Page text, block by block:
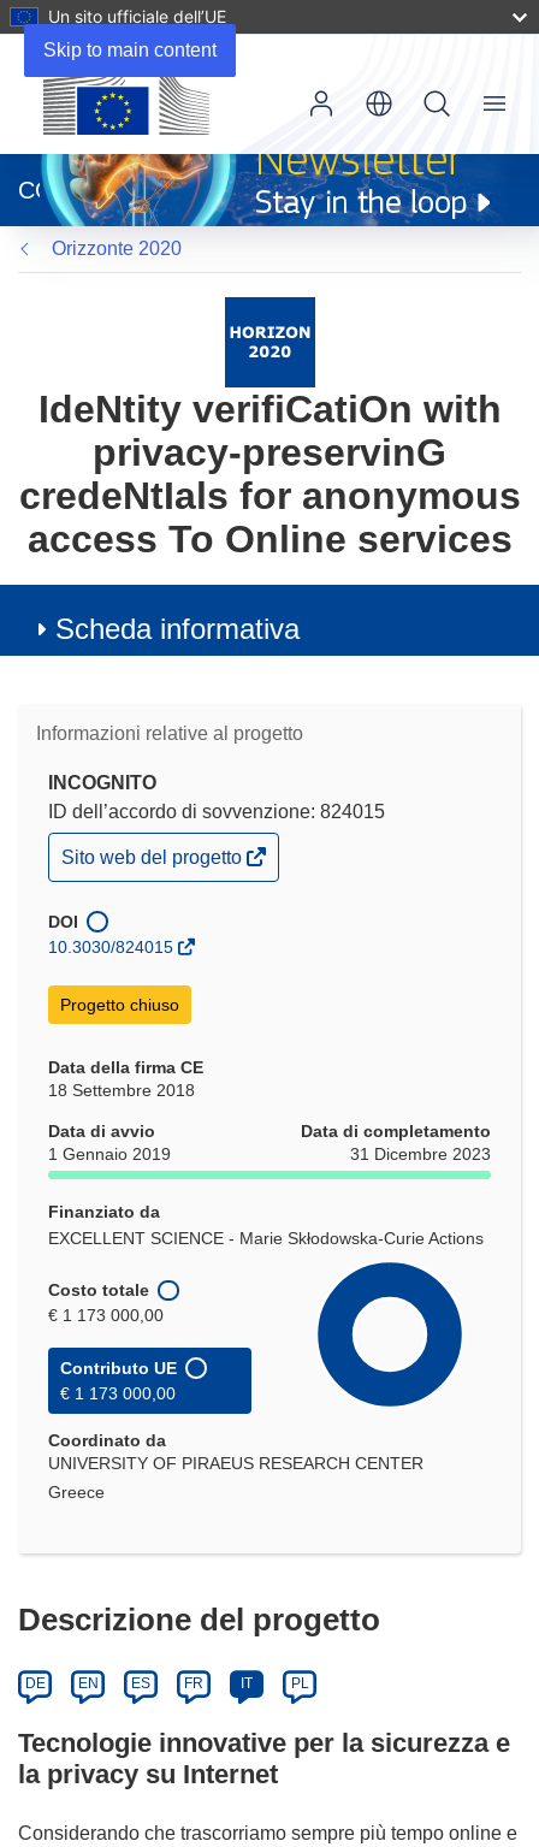
Skip to main content
Un sito ufficiale dell’UE
apre
in
una
nuova
finestra)
CORDIS
Menu
Orizzonte 2020
IdeNtity verifiCatiOn with
privacy-preservinG
credeNtIals for anonymous
access To Online services
Scheda informativa
Informazioni relative al progetto
INCOGNITO
ID dell’accordo di sovvenzione: 824015
(si
apre
una
nuova
Sito web del progetto
DOI
10.3030/824015
Progetto chiuso
Data della firma CE
18 Settembre 2018
Data di avvio
1 Gennaio 2019
Data di completamento
31 Dicembre 2023
Finanziato da
EXCELLENT SCIENCE - Marie Skłodowska-Curie Actions
Costo totale
€ 1 173 000,00
Contributo UE
€ 1 173 000,00
Coordinato da
UNIVERSITY OF PIRAEUS RESEARCH CENTER
Greece
Descrizione del progetto
DE EN ES FR IT PL
Tecnologie innovative per la sicurezza e
la privacy su Internet
Considerando che trascorriamo sempre più tempo online e